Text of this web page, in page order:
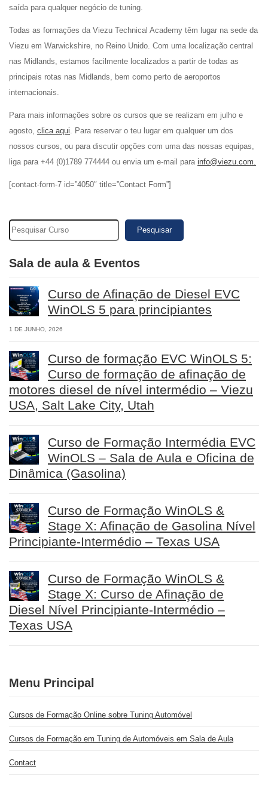
saída para qualquer negócio de tuning.
Todas as formações da Viezu Technical Academy têm lugar na sede da
Viezu em Warwickshire, no Reino Unido. Com uma localização central
nas Midlands, estamos facilmente localizados a partir de todas as
principais rotas nas Midlands, bem como perto de aeroportos
internacionais.
Para mais informações sobre os cursos que se realizam em julho e
agosto, clica aqui . Para reservar o teu lugar em qualquer um dos
nossos cursos, ou para discutir opções com uma das nossas equipas,
liga para +44 (0)1789 774444 ou envia um e-mail para info@viezu.com.
[contact-form-7 id=”4050″ title=”Contact Form”]
Pesquisar
Sala de aula & Eventos
Curso de Afinação de Diesel EVC
WinOLS 5 para principiantes
1 DE JUNHO, 2026
Curso de formação EVC WinOLS 5:
Curso de formação de afinação de
motores diesel de nível intermédio – Viezu
USA, Salt Lake City, Utah
Curso de Formação Intermédia EVC
WinOLS – Sala de Aula e Oficina de
Dinâmica (Gasolina)
Curso de Formação WinOLS &
Stage X: Afinação de Gasolina Nível
Principiante-Intermédio – Texas USA
Curso de Formação WinOLS &
Stage X: Curso de Afinação de
Diesel Nível Principiante-Intermédio –
Texas USA
Menu Principal
Cursos de Formação Online sobre Tuning Automóvel
Cursos de Formação em Tuning de Automóveis em Sala de Aula
Contact